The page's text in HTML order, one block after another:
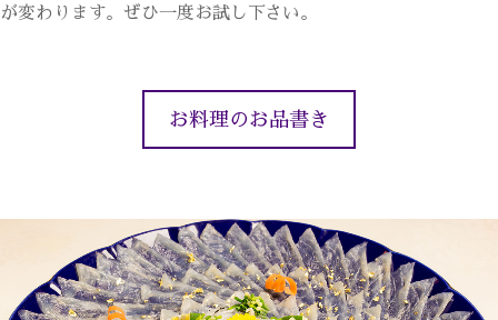
が変わります。ぜひ一度お試し下さい。
お料理のお品書き